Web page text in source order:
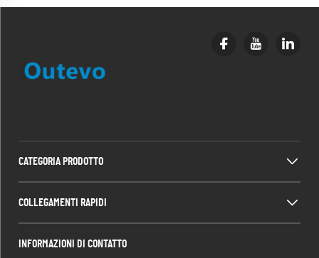
CATEGORIA PRODOTTO
COLLEGAMENTI RAPIDI
INFORMAZIONI DI CONTATTO